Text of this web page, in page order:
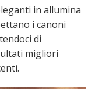
in allumina
i canoni
di
migliori